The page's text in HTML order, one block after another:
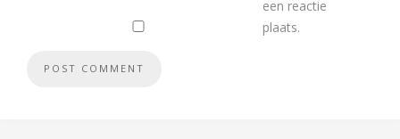
een reactie
plaats.